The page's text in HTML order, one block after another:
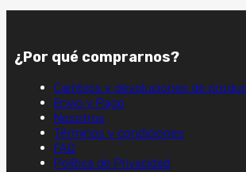
¿Por qué comprarnos?
Cambios y devoluciones de
Envio y Pago
Nosotros
Términos y condiciones
FAQ
Política de Privacidad